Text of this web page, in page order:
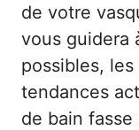
de votre
vous guidera
possibles,
tendances
de bain fasse